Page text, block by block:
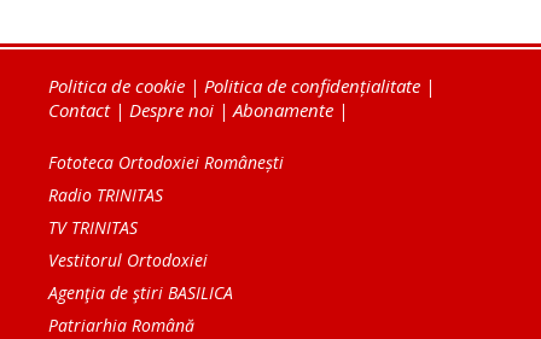
Politica de cookie | Politica de confidențialitate |
Contact| Despre noi |Abonamente |
Fototeca Ortodoxiei Românești
Radio TRINITAS
TV TRINITAS
Vestitorul Ortodoxiei
Agenţia de ştiri BASILICA
Patriarhia Română